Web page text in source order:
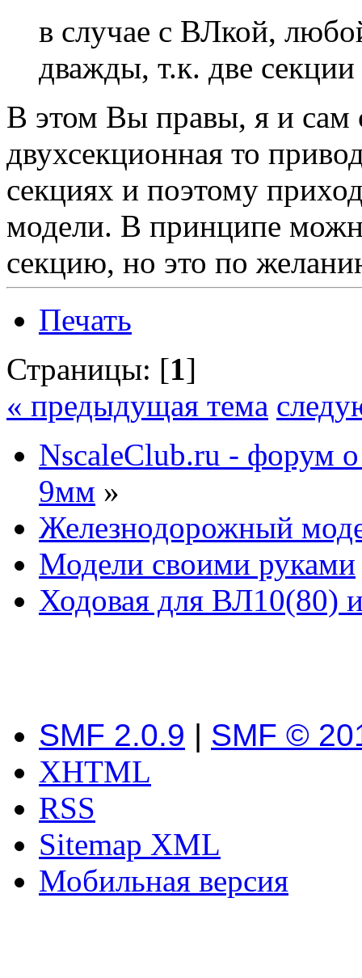
в случае с ВЛкой,
дважды, т.к. две секции
В этом Вы правы, я и сам
двухсекционная то
секциях и поэтому
модели. В принципе
секцию, но это по
Печать
Страницы: [1]
« предыдущая тема
NscaleClub.ru - форум
9мм »
Железнодорожный
Модели своими руками
Ходовая для ВЛ10(80)
SMF 2.0.9 | SMF ©
XHTML
RSS
Sitemap XML
Мобильная версия